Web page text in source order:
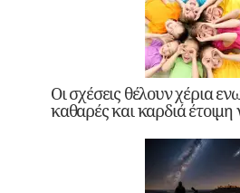
Οι σχέσεις θέλουν χέρια
καθαρές και καρδιά έτοιμη